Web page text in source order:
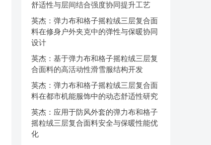
舒适性与层间结合强度协同提升工艺
英杰：弹力布和格子摇粒绒三层复合面
料在修身户外夹克中的弹性与保暖协同
设计
英杰：基于弹力布和格子摇粒绒三层复
合面料的高活动性滑雪服结构开发
英杰：弹力布和格子摇粒绒三层复合面
料在都市机能服饰中的动态舒适性研究
英杰：应用于防风外套的弹力布和格子
摇粒绒三层复合面料安全与保暖性能优
化